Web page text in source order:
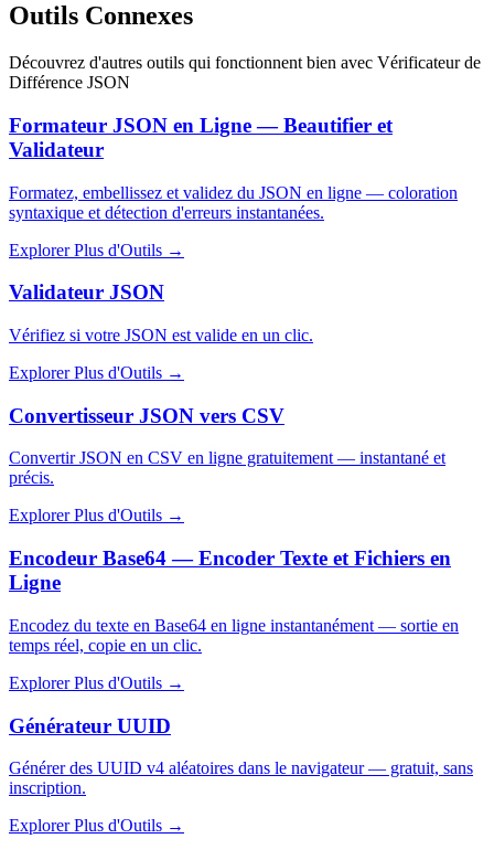
Outils Connexes
Découvrez d'autres outils qui fonctionnent bien avec Vérificateur de
Différence JSON
Formateur JSON en Ligne — Beautifier et
Validateur
Formatez, embellissez et validez du JSON en ligne — coloration
syntaxique et détection d'erreurs instantanées.
Explorer Plus d'Outils →
Validateur JSON
Vérifiez si votre JSON est valide en un clic.
Explorer Plus d'Outils →
Convertisseur JSON vers CSV
Convertir JSON en CSV en ligne gratuitement — instantané et
précis.
Explorer Plus d'Outils →
Encodeur Base64 — Encoder Texte et Fichiers en
Ligne
Encodez du texte en Base64 en ligne instantanément — sortie en
temps réel, copie en un clic.
Explorer Plus d'Outils →
Générateur UUID
Générer des UUID v4 aléatoires dans le navigateur — gratuit, sans
inscription.
Explorer Plus d'Outils →